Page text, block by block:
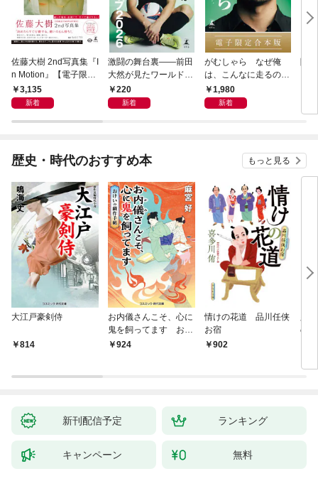
佐藤大樹 2nd写真集『I
n Motion』【電子限定
動画特典付き】
3,135
新着
激闘の舞台裏――前田
大然が見たワールドカ
ップ2026
220
新着
がむしゃら なぜ俺
は、こんなに走るのか
——。【電子限定合本
版】
1,980
新着
降
歴史・時代のおすすめ本 もっと見る
大江戸豪剣侍
814
お内儀さんこそ、心に
鬼を飼ってます おけ
いの戯作手帖
924
情けの花道 品川任侠
お宿
902
の
新刊配信予定 ランキング
キャンペーン 無料